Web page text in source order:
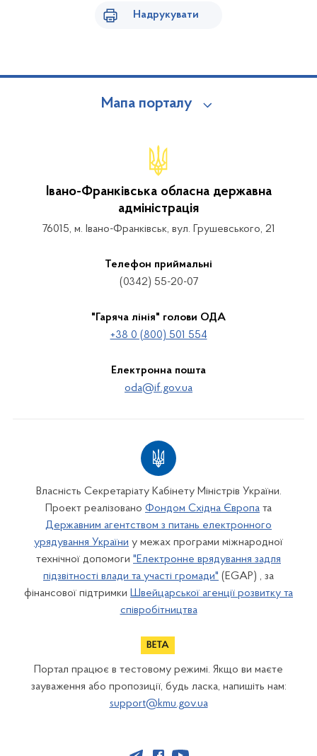
Надрукувати
Мапа порталу
Івано-Франківська обласна державна
адміністрація
76015, м. Івано-Франківськ, вул. Грушевського, 21
Телефон приймальні
(0342) 55-20-07
"Гаряча лінія" голови ОДА
+38 0 (800) 501 554
Електронна пошта
oda@if.gov.ua
Власність Секретаріату Кабінету Міністрів України.
Проект реалізовано Фондом Східна Європа та
Державним агентством з питань електронного
урядування України у межах програми міжнародної
технічної допомоги "Електронне врядування задля
підзвітності влади та участі громади" (EGAP) , за
фінансової підтримки Швейцарської агенції розвитку та
співробітництва
Портал працює в тестовому режимі. Якщо ви маєте
зауваження або пропозиції, будь ласка, напишіть нам:
support@kmu.gov.ua